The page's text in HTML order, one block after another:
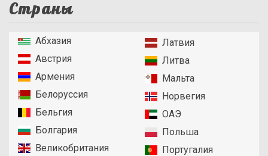
Страны
Абхазия
Австрия
Армения
Белоруссия
Бельгия
Болгария
Великобритания
Латвия
Литва
Мальта
Норвегия
ОАЭ
Польша
Португалия